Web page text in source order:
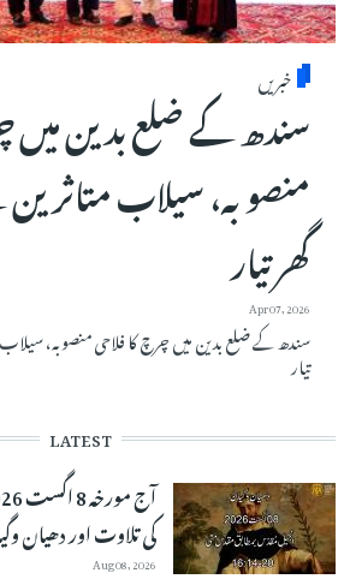
خبریں
سندھ کے ضلع بدین میں
گھر تیار
Apr 07, 2026
تیار
LATEST
کی تلاوت اور دھیان
Aug 08, 2026